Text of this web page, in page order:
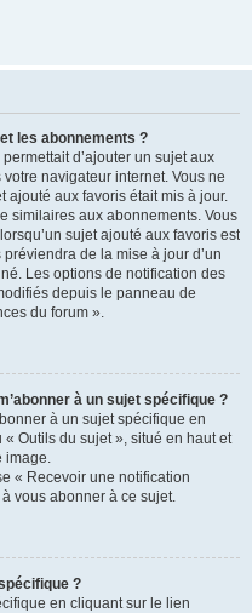
les abonnements ?
d’ajouter un sujet aux
navigateur internet. Vous ne
ajouté aux favoris était mis à jour.
similaires aux abonnements. Vous
sujet ajouté aux favoris est
de la mise à jour d’un
Les options de notification des
depuis le panneau de
du forum ».
à un sujet spécifique ?
à un sujet spécifique en
Outils du sujet », situé en haut et
image.
« Recevoir une notification
vous abonner à ce sujet.
?
en cliquant sur le lien